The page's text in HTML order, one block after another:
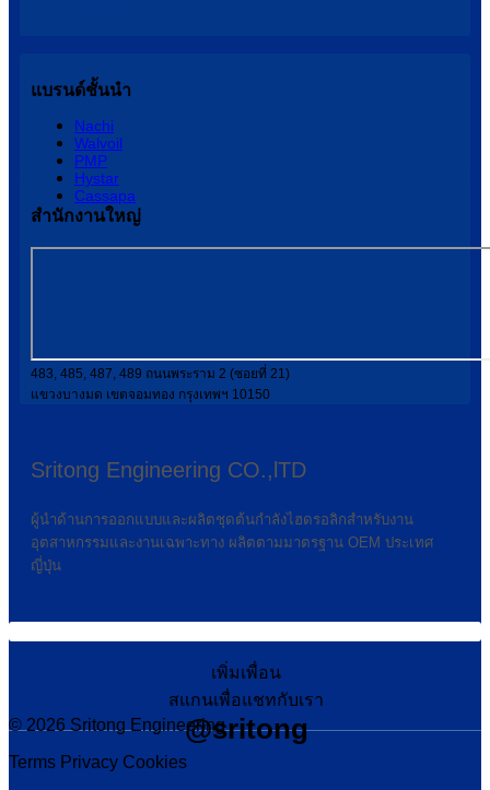
แบรนด์ชั้นนำ
Nachi
Walvoil
PMP
Hystar
Cassapa
สำนักงานใหญ่
483, 485, 487, 489 ถนนพระราม 2 (ซอยที่ 21)
แขวงบางมด เขตจอมทอง กรุงเทพฯ 10150
Sritong Engineering CO.,lTD
ผู้นำด้านการออกแบบและผลิตชุดต้นกำลังไฮดรอลิกสำหรับงาน
อุตสาหกรรมและงานเฉพาะทาง ผลิตตามมาตรฐาน OEM ประเทศ
ญี่ปุ่น
เพิ่มเพื่อน
สแกนเพื่อแชทกับเรา
@sritong
© 2026 Sritong Engineering
Terms Privacy Cookies